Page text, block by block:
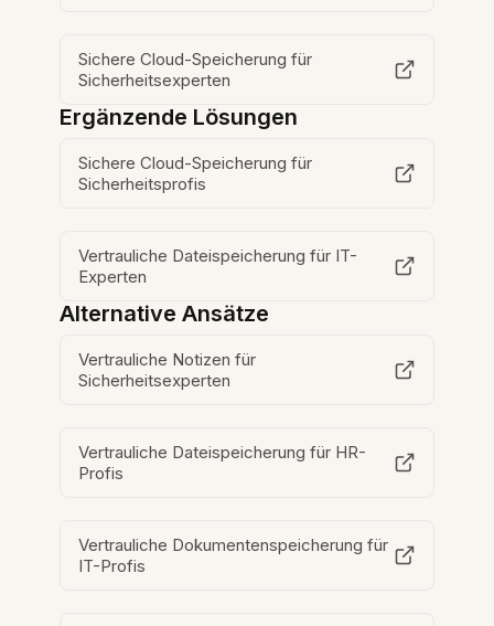
Sichere Cloud-Speicherung für
Sicherheitsexperten
Ergänzende Lösungen
Sichere Cloud-Speicherung für
Sicherheitsprofis
Vertrauliche Dateispeicherung für IT-
Experten
Alternative Ansätze
Vertrauliche Notizen für
Sicherheitsexperten
Vertrauliche Dateispeicherung für HR-
Profis
Vertrauliche Dokumentenspeicherung für
IT-Profis